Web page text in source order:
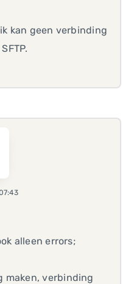
kan geen verbinding
alleen errors;
maken, verbinding